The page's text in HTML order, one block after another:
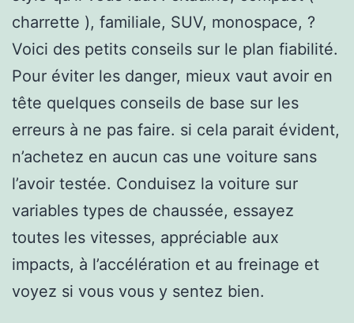
charrette ), familiale, SUV, monospace, ?
Voici des petits conseils sur le plan fiabilité.
Pour éviter les danger, mieux vaut avoir en
tête quelques conseils de base sur les
erreurs à ne pas faire. si cela parait évident,
n’achetez en aucun cas une voiture sans
l’avoir testée. Conduisez la voiture sur
variables types de chaussée, essayez
toutes les vitesses, appréciable aux
impacts, à l’accélération et au freinage et
voyez si vous vous y sentez bien.